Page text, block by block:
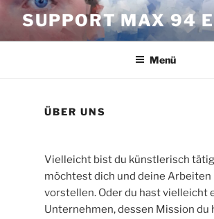
Zum
Inhalt
springen
SUPPORT MAX 94
Menü
ÜBER UNS
Vielleicht bist du künstlerisch
möchtest dich und deine Arbeiten
vorstellen. Oder du hast vielleicht
Unternehmen, dessen Mission du